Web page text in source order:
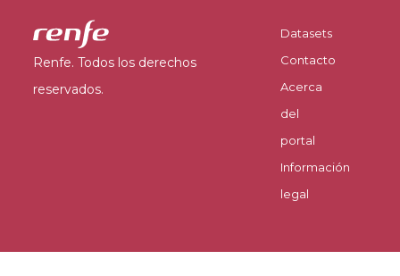
Renfe. Todos los derechos
reservados.
Datasets
Contacto
Acerca
del
portal
Información
legal